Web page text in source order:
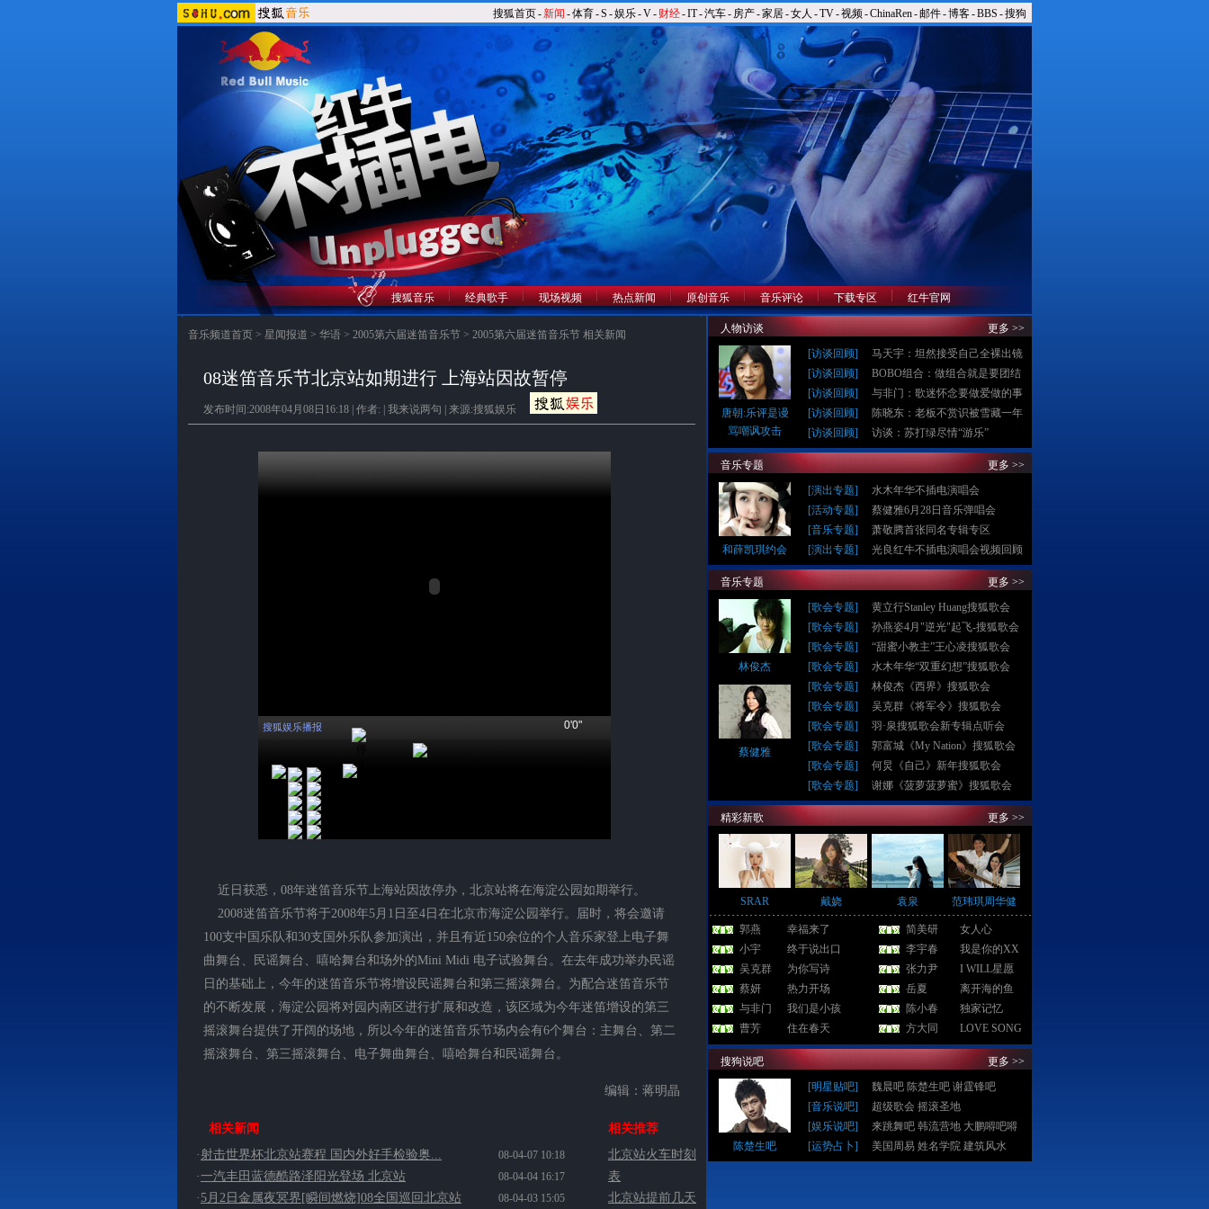
搜狐首页-新闻 -体育-S -娱乐-V- 财经-IT-汽车- 房产-家居-女人 -TV-视频-ChinaRen-邮件-博客-BBS -搜狗
搜狐音乐 经典歌手 现场视频 热点新闻 原创音乐 音乐评论 下载专区 红牛官网
音乐频道首页 > 星闻报道 > 华语 > 2005第六届迷笛音乐节 > 2005第六届迷笛音乐节 相关新闻
08迷笛音乐节北京站如期进行 上海站因故暂停
发布时间:2008年04月08日16:18 | 作者: | 我来说两句 | 来源:搜狐娱乐
搜狐娱乐播报 0'0"
近日获悉，08年迷笛音乐节上海站因故停办，北京站将在海淀公园如期举行。
2008迷笛音乐节将于2008年5月1日至4日在北京市海淀公园举行。届时，将会邀请
100支中国乐队和30支国外乐队参加演出，并且有近150余位的个人音乐家登上电子舞
曲舞台、民谣舞台、嘻哈舞台和场外的Mini Midi 电子试验舞台。在去年成功举办民谣
日的基础上，今年的迷笛音乐节将增设民谣舞台和第三摇滚舞台。为配合迷笛音乐节
的不断发展，海淀公园将对园内南区进行扩展和改造，该区域为今年迷笛增设的第三
摇滚舞台提供了开阔的场地，所以今年的迷笛音乐节场内会有6个舞台：主舞台、第二
摇滚舞台、第三摇滚舞台、电子舞曲舞台、嘻哈舞台和民谣舞台。
编辑：蒋明晶
相关新闻
08-04-07 10:18
·射击世界杯北京站赛程 国内外好手检验奥...
08-04-04 16:17
·一汽丰田蓝德酷路泽阳光登场 北京站
08-04-03 15:05
· 5月2日金属夜冥界[瞬间燃烧]08全国巡回北京站
相关推荐
北京站火车时刻
表
北京站提前几天
人物访谈 更多 >>
唐朝:乐评是谩
骂嘲讽攻击
[访谈回顾]
马天宇：坦然接受自己全裸出镜
[访谈回顾]
BOBO组合：做组合就是要团结
[访谈回顾]
与非门：歌迷怀念要做爱做的事
[访谈回顾]
陈晓东：老板不赏识被雪藏一年
[访谈回顾] 访谈：苏打绿尽情“游乐”
音乐专题 更多 >>
和薛凯琪约会
[演出专题]
水木年华不插电演唱会
[活动专题]
蔡健雅6月28日音乐弹唱会
[音乐专题]
萧敬腾首张同名专辑专区
[演出专题] 光良红牛不插电演唱会视频回顾
音乐专题 更多 >>
林俊杰
蔡健雅
[歌会专题]
黄立行Stanley Huang搜狐歌会
[歌会专题]
孙燕姿4月"逆光"起飞-搜狐歌会
[歌会专题]
“甜蜜小教主”王心凌搜狐歌会
[歌会专题]
水木年华“双重幻想”搜狐歌会
[歌会专题]
林俊杰《西界》搜狐歌会
[歌会专题]
吴克群《将军令》搜狐歌会
[歌会专题]
羽·泉搜狐歌会新专辑点听会
[歌会专题]
郭富城《My Nation》搜狐歌会
[歌会专题]
何炅《自己》新年搜狐歌会
[歌会专题] 谢娜《菠萝菠萝蜜》搜狐歌会
精彩新歌 更多 >>
SRAR 戴娆 袁泉 范玮琪周华健
郭燕
幸福来了
小宇
终于说出口
吴克群
为你写诗
蔡妍
热力开场
与非门
我们是小孩
曹芳
住在春天
简美研
女人心
李宇春
我是你的XX
张力尹
I WILL星愿
岳夏
离开海的鱼
陈小春
独家记忆
方大同
LOVE SONG
搜狗说吧 更多 >>
陈楚生吧
[明星贴吧] 魏晨吧 陈楚生吧 谢霆锋吧
[音乐说吧] 超级歌会 摇滚圣地
[娱乐说吧] 来跳舞吧 韩流营地 大鹏嘚吧嘚
[运势占卜] 美国周易 姓名学院 建筑风水